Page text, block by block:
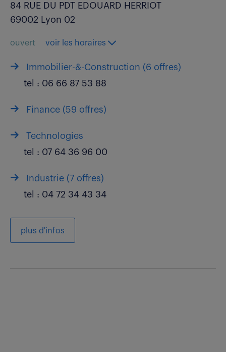
84 RUE DU PDT EDOUARD HERRIOT
69002 Lyon 02
ouvert voir les horaires
Immobilier-&-Construction (6 offres)
tel : 06 66 87 53 88
Finance (59 offres)
Technologies
tel : 07 64 36 96 00
Industrie (7 offres)
tel : 04 72 34 43 34
plus d'infos